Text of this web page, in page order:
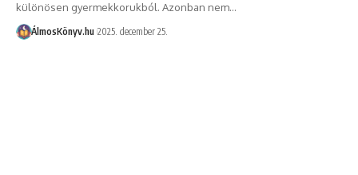
különösen gyermekkorukból. Azonban nem…
ÁlmosKönyv.hu 2025. december 25.